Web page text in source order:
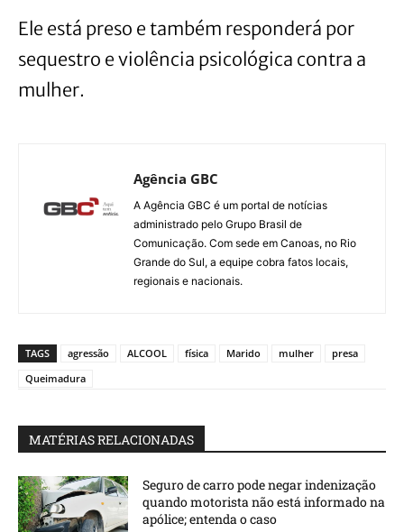
Ele está preso e também responderá por
sequestro e violência psicológica contra a
mulher.
Agência GBC
A Agência GBC é um portal de notícias
administrado pelo Grupo Brasil de
Comunicação. Com sede em Canoas, no Rio
Grande do Sul, a equipe cobra fatos locais,
regionais e nacionais.
TAGS agressão ALCOOL física Marido mulher
presa
Queimadura
MATÉRIAS RELACIONADAS
Seguro de carro pode negar indenização
quando motorista não está informado na
apólice; entenda o caso